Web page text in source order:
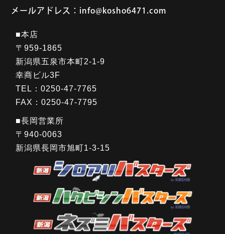
メールアドレス：info@kosho6471.com
■本店
〒959-1865
新潟県五泉市本町2-1-9
幸商ビル3F
TEL：0250-47-7765
FAX：0250-47-7795
■長岡営業所
〒940-0063
新潟県長岡市旭町1-3-15